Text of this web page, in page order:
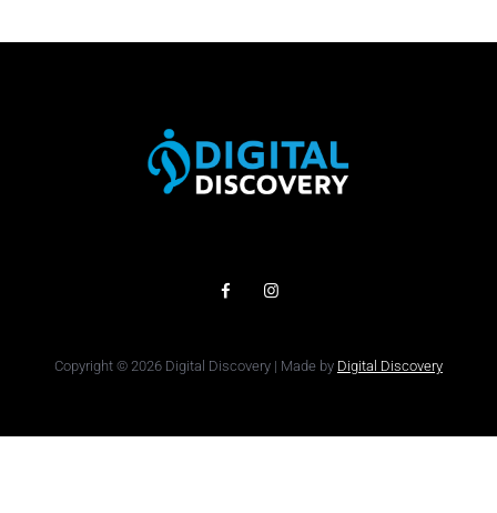
Copyright © 2026 Digital Discovery | Made by Digital Discovery